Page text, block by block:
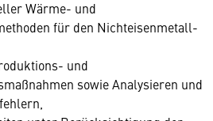
Wärme- und
für den Nichteisenmetall-
und
sowie Analysieren und